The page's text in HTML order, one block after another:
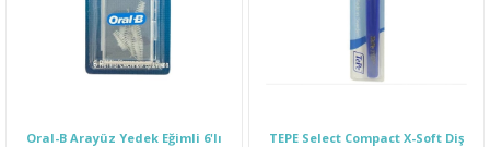
Oral-B Arayüz Yedek Eğimli 6'lı
TEPE Select Compact X-Soft Diş